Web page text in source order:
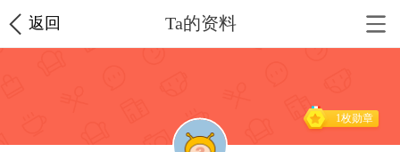
返回 Ta的资料
1枚勋章